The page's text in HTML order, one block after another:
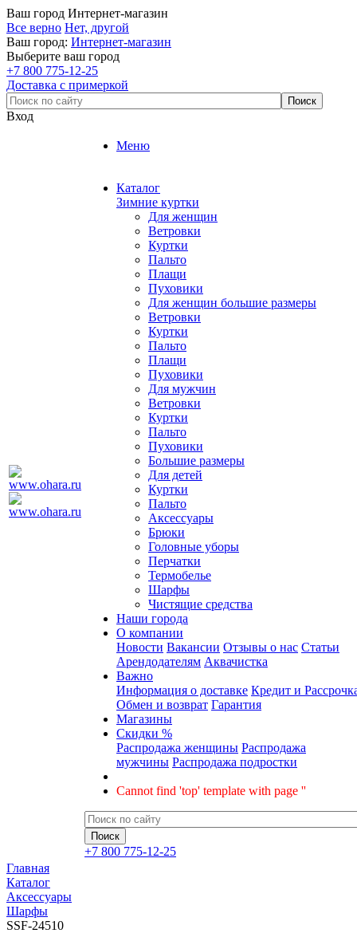
Ваш город Интернет-магазин
Все верно Нет, другой
Ваш город: Интернет-магазин
Выберите ваш город
+7 800 775-12-25
Доставка с примеркой
Вход
Меню
Каталог
Зимние куртки
Для женщин
Ветровки
Куртки
Пальто
Плащи
Пуховики
Для женщин большие размеры
Ветровки
Куртки
Пальто
Плащи
Пуховики
Для мужчин
Ветровки
Куртки
Пальто
Пуховики
Большие размеры
Для детей
Куртки
Пальто
Аксессуары
Брюки
Головные уборы
Перчатки
Термобелье
Шарфы
Чистящие средства
Наши города
О компании
Новости Вакансии Отзывы о нас Статьи
Арендодателям Аквачистка
Важно
Информация о доставке Кредит и
Обмен и возврат Гарантия
Магазины
Скидки %
Распродажа женщины Распродажа
мужчины Распродажа подростки
Cannot find 'top' template with page ''
+7 800 775-12-25
Главная
Каталог
Аксессуары
Шарфы
SSF-24510